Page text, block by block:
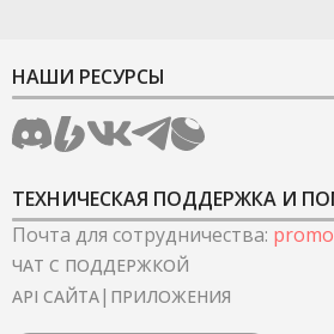
НАШИ РЕСУРСЫ
ТЕХНИЧЕСКАЯ ПОДДЕРЖКА И
Почта для сотрудничества:
ЧАТ С ПОДДЕРЖКОЙ
API САЙТА| ПРИЛОЖЕНИЯ